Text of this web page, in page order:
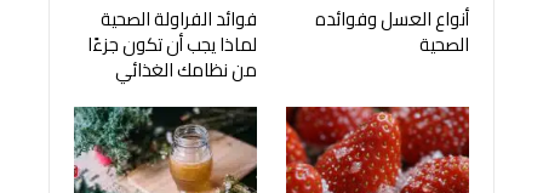
أنواع العسل وفوائده
الصحية
فوائد الفراولة الصحية
لماذا يجب أن تكون جزءًا
من نظامك الغذائي